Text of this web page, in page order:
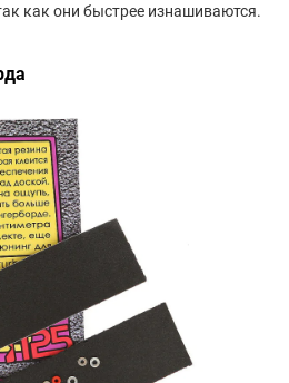
как они быстрее изнашиваются.